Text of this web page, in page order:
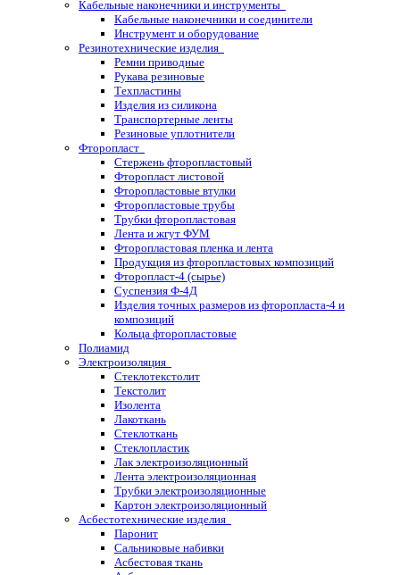
Кабельные наконечники и инструменты
Кабельные наконечники и соединители
Инструмент и оборудование
Резинотехнические изделия
Ремни приводные
Рукава резиновые
Техпластины
Изделия из силикона
Транспортерные ленты
Резиновые уплотнители
Фторопласт
Стержень фторопластовый
Фторопласт листовой
Фторопластовые втулки
Фторопластовые трубы
Трубки фторопластовая
Лента и жгут ФУМ
Фторопластовая пленка и лента
Продукция из фторопластовых композиций
Фторопласт-4 (сырье)
Суспензия Ф-4Д
Изделия точных размеров из фторопласта-4 и
композиций
Кольца фторопластовые
Полиамид
Электроизоляция
Стеклотекстолит
Текстолит
Изолента
Лакоткань
Стеклоткань
Стеклопластик
Лак электроизоляционный
Лента электроизоляционная
Трубки электроизоляционные
Картон электроизоляционный
Асбестотехнические изделия
Паронит
Сальниковые набивки
Асбестовая ткань